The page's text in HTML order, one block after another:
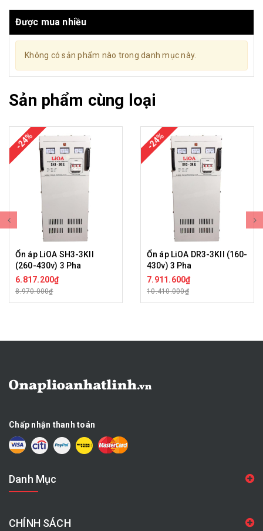
Được mua nhiều
Không có sản phẩm nào trong danh mục này.
Sản phẩm cùng loại
-24%
Ổn áp LiOA SH3-3KII
(260-430v) 3 Pha
6.817.200₫
8.970.000₫
-24%
Ổn áp LiOA DR3-3KII (160-
430v) 3 Pha
7.911.600₫
10.410.000₫
Chấp nhận thanh toán
Danh Mục
CHÍNH SÁCH